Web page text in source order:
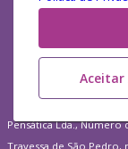
Aceitar
Pensática Lda., Número
Travessa de São Pedro,